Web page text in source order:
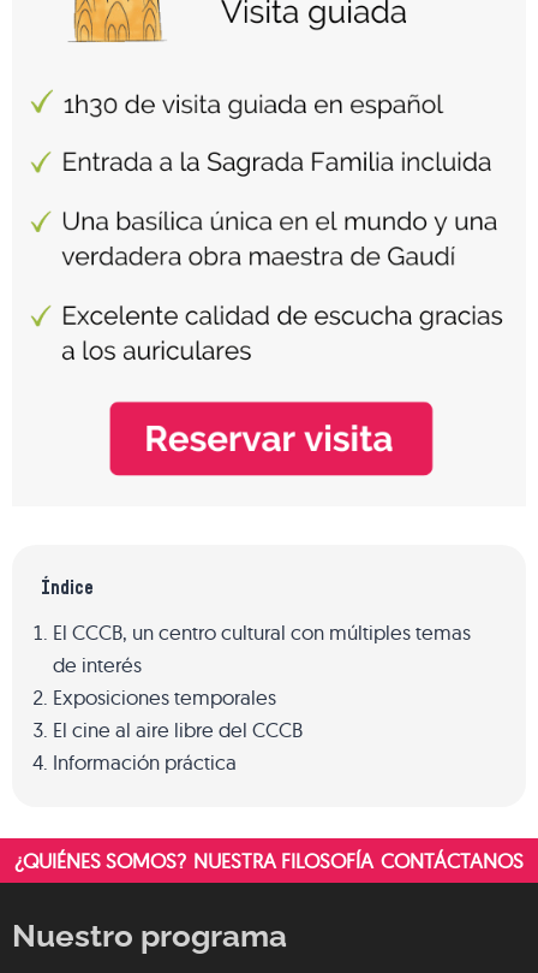
Índice
El CCCB, un centro cultural con múltiples temas
de interés
Exposiciones temporales
El cine al aire libre del CCCB
Información práctica
¿QUIÉNES SOMOS? NUESTRA FILOSOFÍA CONTÁCTANOS
Nuestro programa